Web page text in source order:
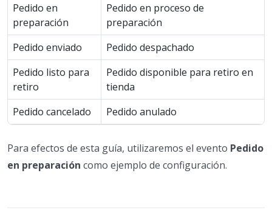
Pedido en
preparación
Pedido en proceso de
preparación
Pedido enviado
Pedido despachado
Pedido listo para
retiro
Pedido disponible para retiro en
tienda
Pedido cancelado
Pedido anulado
Para efectos de esta guía, utilizaremos el evento Pedido
en preparación como ejemplo de configuración.